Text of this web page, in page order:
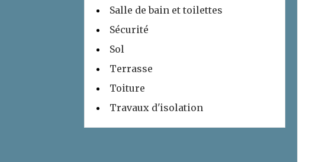
Salle de bain et toilettes
Sécurité
Sol
Terrasse
Toiture
Travaux d'isolation